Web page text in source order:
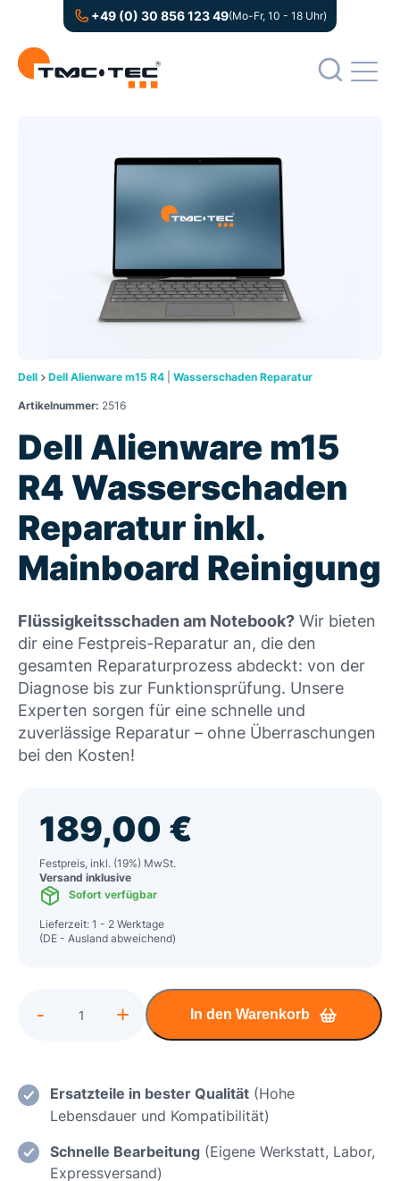
+49 (0) 30 856 123 49(Mo-Fr, 10 - 18 Uhr)
Dell Dell Alienware m15 R4 Wasserschaden Reparatur
Artikelnummer: 2516
Dell Alienware m15
R4 Wasserschaden
Reparatur inkl.
Mainboard Reinigung
Flüssigkeitsschaden am Notebook? Wir bieten
dir eine Festpreis-Reparatur an, die den
gesamten Reparaturprozess abdeckt: von der
Diagnose bis zur Funktionsprüfung. Unsere
Experten sorgen für eine schnelle und
zuverlässige Reparatur – ohne Überraschungen
bei den Kosten!
189,00 €
Festpreis, inkl. (19%) MwSt.
Versand inklusive
Sofort verfügbar
Lieferzeit: 1 - 2 Werktage
(DE - Ausland abweichend)
Dell
R4
Wasserschaden
inkl.
- + In den Warenkorb
Ersatzteile in bester Qualität (Hohe
Lebensdauer und Kompatibilität)
Schnelle Bearbeitung (Eigene Werkstatt, Labor,
Expressversand)